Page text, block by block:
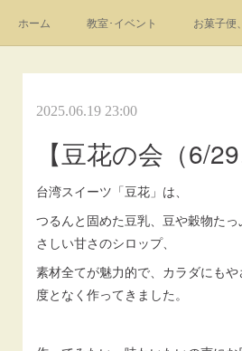
ホーム 教室･イベント お菓子便
フォト2025.06.19 23:00
【豆花の会（6/
台湾スイーツ「豆花」は、
つるんと固めた豆乳、豆や穀物た
さしい甘さのシロップ、
素材全てが魅力的で、カラダにも
度となく作ってきました。